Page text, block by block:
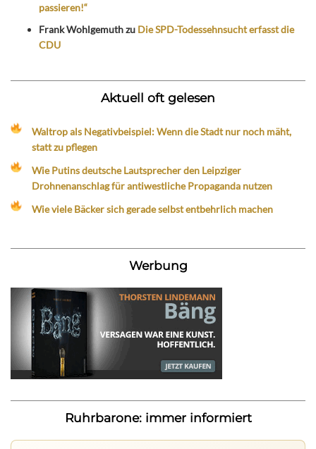
passieren!“
Frank Wohlgemuthzu Die SPD-Todessehnsucht erfasst die
CDU
Aktuell oft gelesen
Waltrop als Negativbeispiel: Wenn die Stadt nur noch mäht,
statt zu pflegen
Wie Putins deutsche Lautsprecher den Leipziger
Drohnenanschlag für antiwestliche Propaganda nutzen
Wie viele Bäcker sich gerade selbst entbehrlich machen
Werbung
Ruhrbarone: immer informiert